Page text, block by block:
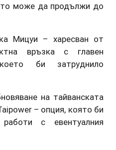
може да продължи до
Мицуи – харесван от
връзка с главен
би затруднило
на тайванската
– опция, която би
с евентуалния